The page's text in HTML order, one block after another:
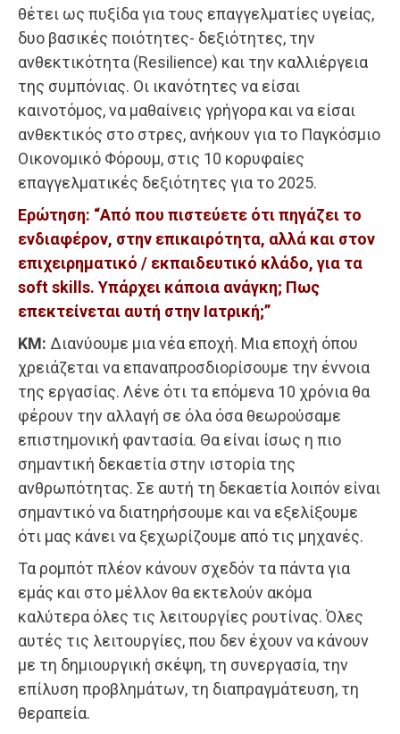
θέτει ως πυξίδα για τους επαγγελματίες υγείας,
δυο βασικές ποιότητες- δεξιότητες, την
ανθεκτικότητα (Resilience) και την καλλιέργεια
της συμπόνιας. Οι ικανότητες να είσαι
καινοτόμος, να μαθαίνεις γρήγορα και να είσαι
ανθεκτικός στο στρες, ανήκουν για το Παγκόσμιο
Οικονομικό Φόρουμ, στις 10 κορυφαίες
επαγγελματικές δεξιότητες για το 2025.
Ερώτηση: “Από που πιστεύετε ότι πηγάζει το
ενδιαφέρον, στην επικαιρότητα, αλλά και στον
επιχειρηματικό / εκπαιδευτικό κλάδο, για τα
soft skills. Υπάρχει κάποια ανάγκη; Πως
επεκτείνεται αυτή στην Ιατρική;”
ΚΜ: Διανύουμε μια νέα εποχή. Μια εποχή όπου
χρειάζεται να επαναπροσδιορίσουμε την έννοια
της εργασίας. Λένε ότι τα επόμενα 10 χρόνια θα
φέρουν την αλλαγή σε όλα όσα θεωρούσαμε
επιστημονική φαντασία. Θα είναι ίσως η πιο
σημαντική δεκαετία στην ιστορία της
ανθρωπότητας. Σε αυτή τη δεκαετία λοιπόν είναι
σημαντικό να διατηρήσουμε και να εξελίξουμε
ότι μας κάνει να ξεχωρίζουμε από τις μηχανές.
Τα ρομπότ πλέον κάνουν σχεδόν τα πάντα για
εμάς και στο μέλλον θα εκτελούν ακόμα
καλύτερα όλες τις λειτουργίες ρουτίνας. Όλες
αυτές τις λειτουργίες, που δεν έχουν να κάνουν
με τη δημιουργική σκέψη, τη συνεργασία, την
επίλυση προβλημάτων, τη διαπραγμάτευση, τη
θεραπεία.